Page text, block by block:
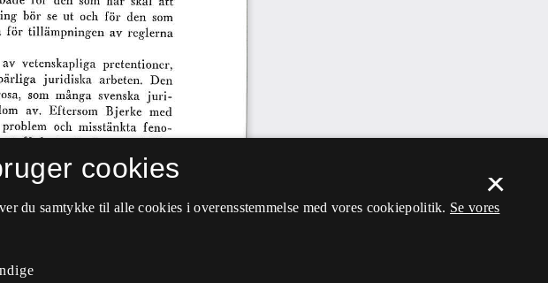
×
cookies
du samtykke til alle cookies i overensstemmelse med vores cookiepolitik. Se vores